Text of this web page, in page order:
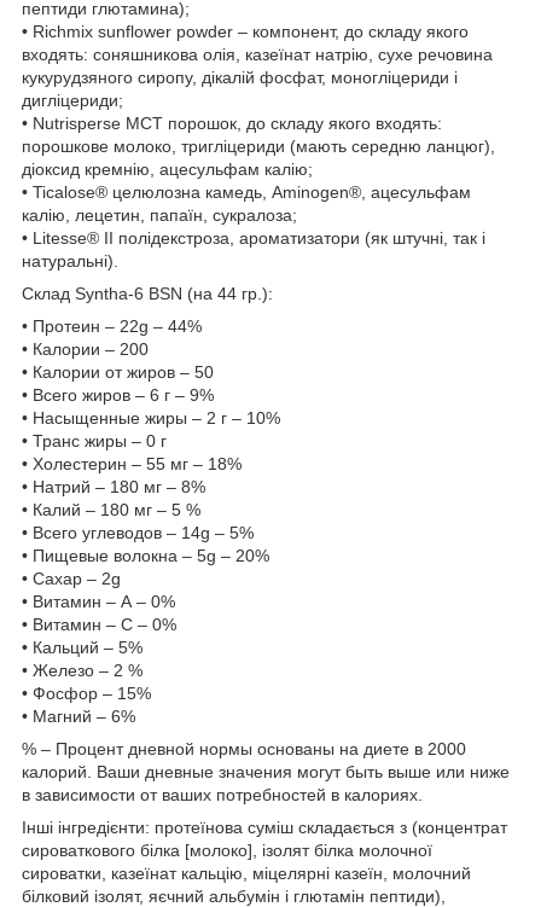
пептиди глютамина);
• Richmix sunflower powder – компонент, до складу якого
входять: соняшникова олія, казеїнат натрію, сухе речовина
кукурудзяного сиропу, дікалій фосфат, моногліцериди і
дигліцериди;
• Nutrisperse MCT порошок, до складу якого входять:
порошкове молоко, тригліцериди (мають середню ланцюг),
діоксид кремнію, ацесульфам калію;
• Ticalose® целюлозна камедь, Aminogen®, ацесульфам
калію, лецетин, папаїн, сукралоза;
• Litesse® II полідекстроза, ароматизатори (як штучні, так і
натуральні).
Склад Syntha-6 BSN (на 44 гр.):
• Протеин – 22g – 44%
• Калории – 200
• Калории от жиров – 50
• Всего жиров – 6 г – 9%
• Насыщенные жиры – 2 г – 10%
• Транс жиры – 0 г
• Холестерин – 55 мг – 18%
• Натрий – 180 мг – 8%
• Калий – 180 мг – 5 %
• Всего углеводов – 14g – 5%
• Пищевые волокна – 5g – 20%
• Сахар – 2g
• Витамин – А – 0%
• Витамин – С – 0%
• Кальций – 5%
• Железо – 2 %
• Фосфор – 15%
• Магний – 6%
% – Процент дневной нормы основаны на диете в 2000
калорий. Ваши дневные значения могут быть выше или ниже
в зависимости от ваших потребностей в калориях.
Інші інгредієнти: протеїнова суміш складається з (концентрат
сироваткового білка [молоко], ізолят білка молочної
сироватки, казеїнат кальцію, міцелярні казеїн, молочний
білковий ізолят, яєчний альбумін і глютамін пептиди),